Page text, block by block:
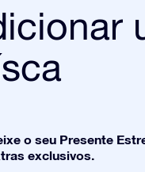
o seu Presente
exclusivos.